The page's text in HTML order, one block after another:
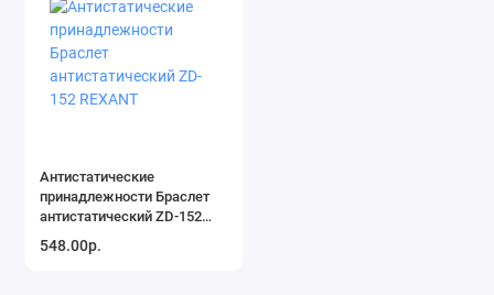
Антистатические
принадлежности Браслет
антистатический ZD-152
548.00р.